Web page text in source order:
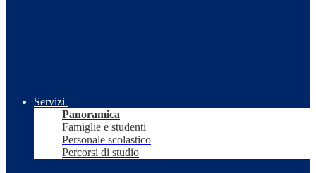
Servizi
Panoramica
Famiglie e studenti
Personale scolastico
Percorsi di studio